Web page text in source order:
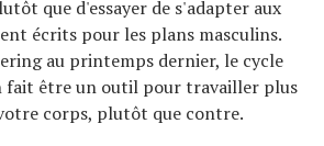
que d'essayer de s'adapter aux
écrits pour les plans masculins.
au printemps dernier, le cycle
fait être un outil pour travailler plus
corps, plutôt que contre.